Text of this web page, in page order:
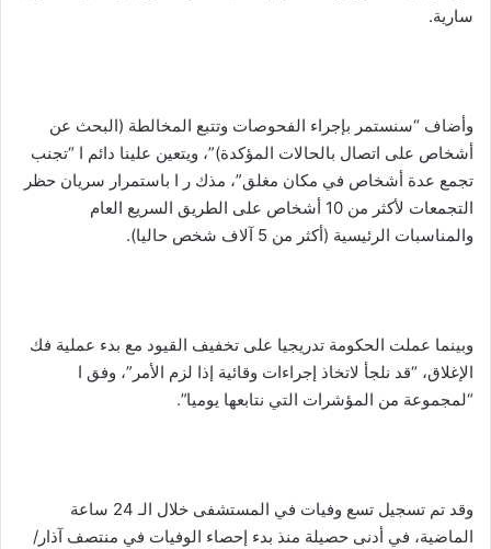
سارية.
وأضاف “سنستمر بإجراء الفحوصات وتتبع المخالطة (البحث عن
أشخاص على اتصال بالحالات المؤكدة)”، ويتعين علينا دائم ا “تجنب
تجمع عدة أشخاص في مكان مغلق”، مذك ر ا باستمرار سريان حظر
التجمعات لأكثر من 10 أشخاص على الطريق السريع العام
والمناسبات الرئيسية (أكثر من 5 آلاف شخص حاليا).
وبينما عملت الحكومة تدريجيا على تخفيف القيود مع بدء عملية فك
الإغلاق، “قد نلجأ لاتخاذ إجراءات وقائية إذا لزم الأمر”، وفق ا
“لمجموعة من المؤشرات التي نتابعها يوميا”.
وقد تم تسجيل تسع وفيات في المستشفى خلال الـ 24 ساعة
الماضية، في أدنى حصيلة منذ بدء إحصاء الوفيات في منتصف آذار/